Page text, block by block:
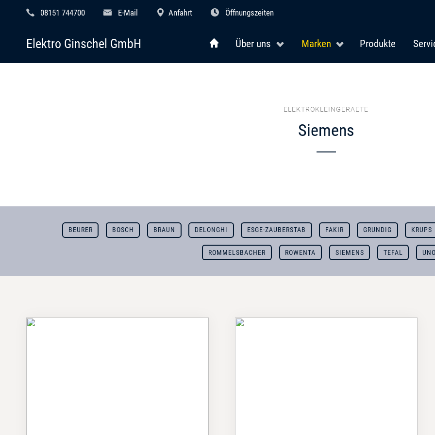
08151 744700 E-Mail Anfahrt Öffnungszeiten
Über uns Marken Produkte
Elektro Ginschel GmbH
ELEKTROKLEINGERAETE
Siemens
BEURER BOSCH BRAUN DELONGHI ESGE-ZAUBERSTAB FAKIR GRUNDIG KRUPS
ROMMELSBACHER ROWENTA SIEMENS TEFAL